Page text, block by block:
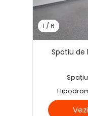
1 / 6
Spatiu de